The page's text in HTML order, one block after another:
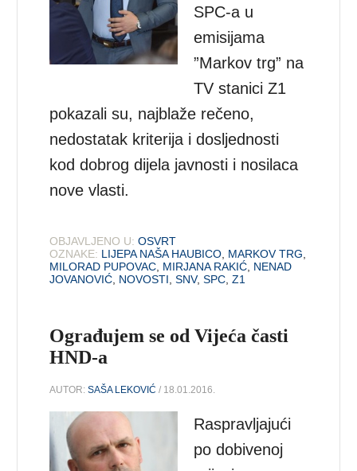
SPC-a u
emisijama
”Markov trg” na
TV stanici Z1
pokazali su, najblaže rečeno,
nedostatak kriterija i dosljednosti
kod dobrog dijela javnosti i nosilaca
nove vlasti.
OBJAVLJENO U: OSVRT
OZNAKE: LIJEPA NAŠA HAUBICO MARKOV TRG
MILORAD PUPOVAC MIRJANA RAKIĆ NENAD
JOVANOVIĆ NOVOSTI ,SNV,SPC ,Z1
Ograđujem se od Vijeća časti
HND-a
AUTOR:SAŠA LEKOVIĆ / 18.01.2016.
Raspravljajući
po dobivenoj